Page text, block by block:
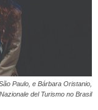
Paulo, e Bárbara Oristanio,
del Turismo no Brasil